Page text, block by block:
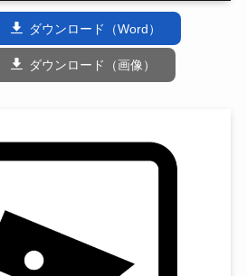
ダウンロード（Word）
ダウンロード（画像）